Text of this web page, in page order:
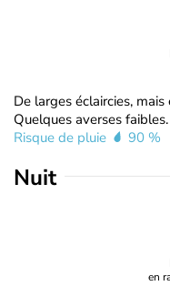
De larges éclaircies,
Quelques averses faibles.
Risque de pluie
90 %
Nuit
en